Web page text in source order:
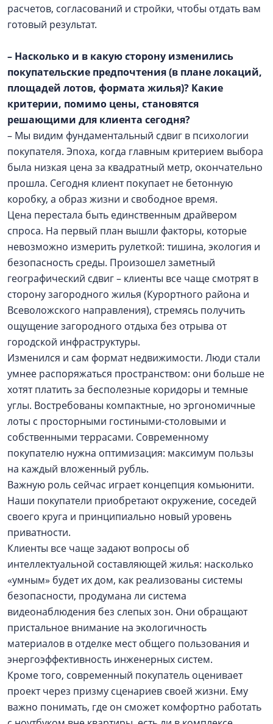
расчетов, согласований и стройки, чтобы отдать вам
готовый результат.
– Насколько и в какую сторону изменились
покупательские предпочтения (в плане локаций,
площадей лотов, формата жилья)? Какие
критерии, помимо цены, становятся
решающими для клиента сегодня?
– Мы видим фундаментальный сдвиг в психологии
покупателя. Эпоха, когда главным критерием выбора
была низкая цена за квадратный метр, окончательно
прошла. Сегодня клиент покупает не бетонную
коробку, а образ жизни и свободное время.
Цена перестала быть единственным драйвером
спроса. На первый план вышли факторы, которые
невозможно измерить рулеткой: тишина, экология и
безопасность среды. Произошел заметный
географический сдвиг – клиенты все чаще смотрят в
сторону загородного жилья (Курортного района и
Всеволожского направления), стремясь получить
ощущение загородного отдыха без отрыва от
городской инфраструктуры.
Изменился и сам формат недвижимости. Люди стали
умнее распоряжаться пространством: они больше не
хотят платить за бесполезные коридоры и темные
углы. Востребованы компактные, но эргономичные
лоты с просторными гостиными-столовыми и
собственными террасами. Современному
покупателю нужна оптимизация: максимум пользы
на каждый вложенный рубль.
Важную роль сейчас играет концепция комьюнити.
Наши покупатели приобретают окружение, соседей
своего круга и принципиально новый уровень
приватности.
Клиенты все чаще задают вопросы об
интеллектуальной составляющей жилья: насколько
«умным» будет их дом, как реализованы системы
безопасности, продумана ли система
видеонаблюдения без слепых зон. Они обращают
пристальное внимание на экологичность
материалов в отделке мест общего пользования и
энергоэффективность инженерных систем.
Кроме того, современный покупатель оценивает
проект через призму сценариев своей жизни. Ему
важно понимать, где он сможет комфортно работать